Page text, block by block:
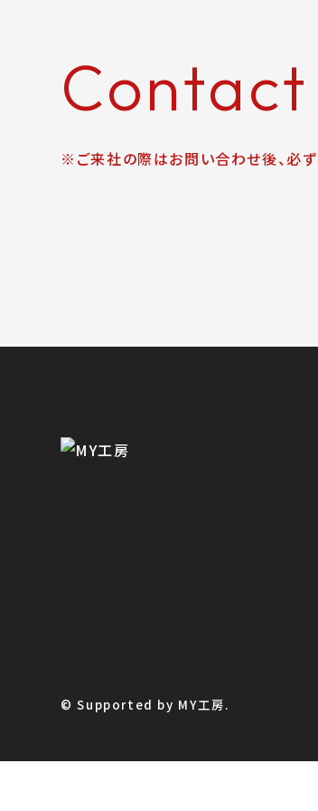
Contact
※ご来社の際はお問い合わせ後、必
© Supported by MY工房.